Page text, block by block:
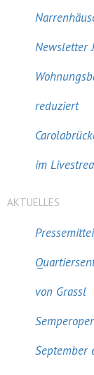
Newsletter
reduziert
im
AKTUELLES
von Grassl
September